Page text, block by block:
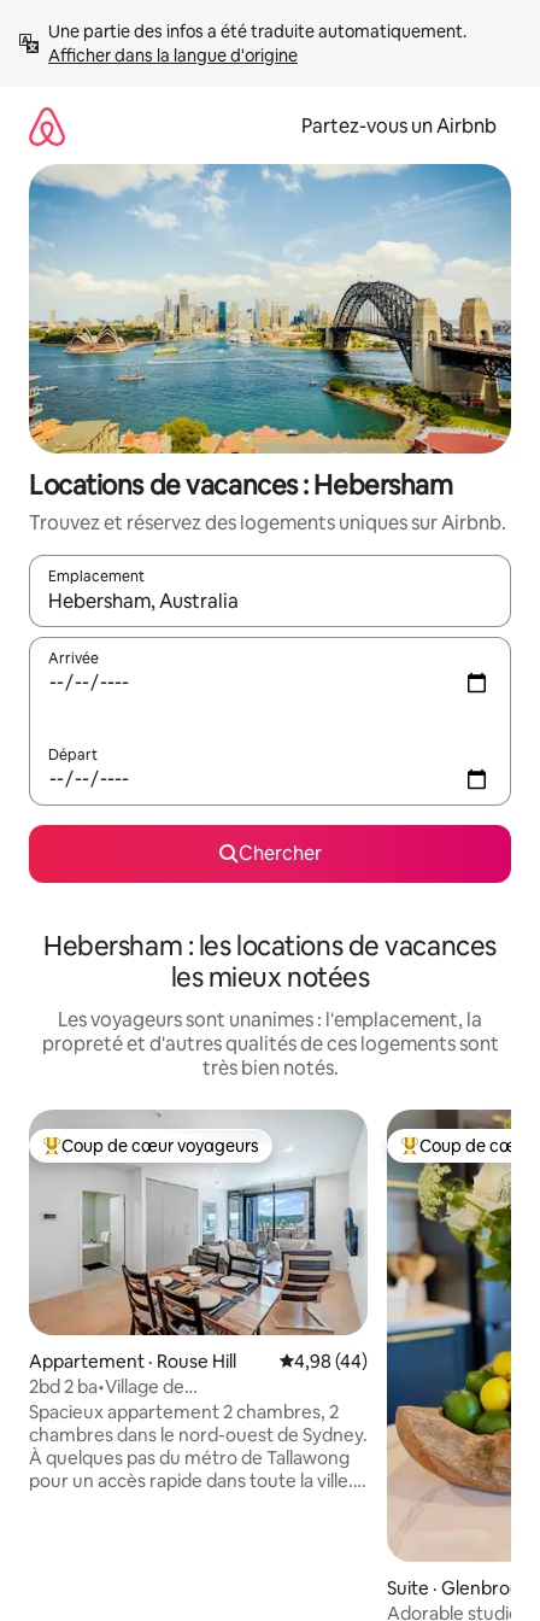
directement
Afficher dans la langue d'origine
Partez-vous un Airbnb
Locations de vacances : Hebersham
Trouvez et réservez des logements uniques sur Airbnb.
Emplacement
Quand les résultats sont affichés, parcourez-les en utilisant
Arrivée
Départ
Chercher
Hebersham : les locations de vacances
les mieux notées
Les voyageurs sont unanimes : l'emplacement, la
propreté et d'autres qualités de ces logements sont
très bien notés.
Coup de cœur voyageurs parmi les plus aimés
Coup de cœur voyageurs
Appartement · Rouse Hill Note moyenne de 4,98 sur 5,
4,98 (44)
2bd 2 ba•Village de
Tallawong•Métro•Tout neuf•Coucher de
soleil
Spacieux appartement 2 chambres, 2
chambres dans le nord-ouest de Sydney.
À quelques pas du métro de Tallawong
pour un accès rapide dans toute la ville.
Coup de cœur
Coup de cœur
Suite · Glenbrook
Adorable studio